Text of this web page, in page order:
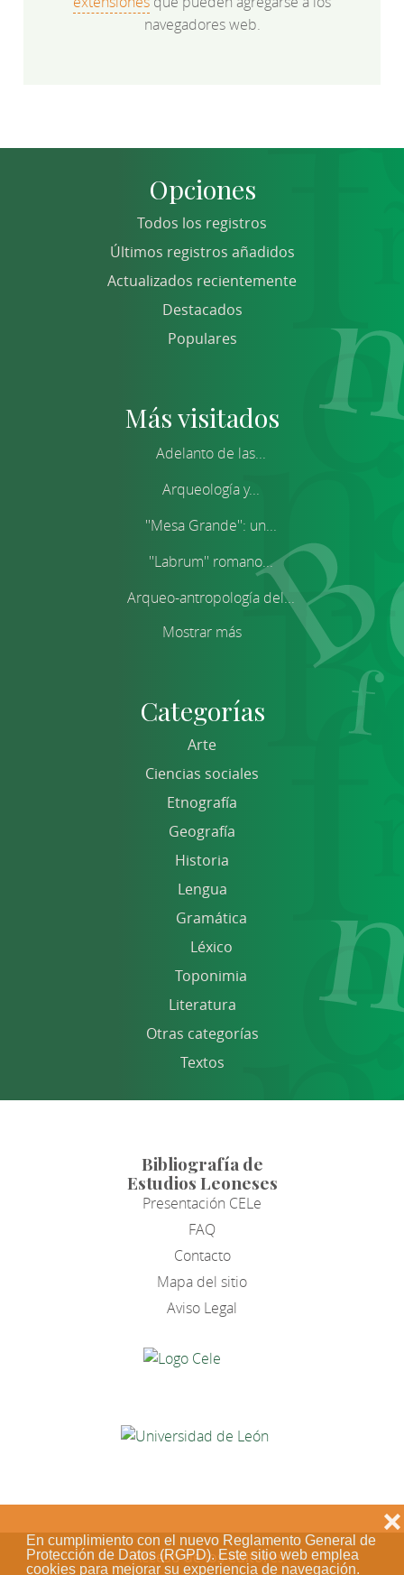
En cumplimiento con el nuevo Reglamento General de
Protección de Datos (RGPD). Este sitio web emplea
cookies para mejorar su experiencia de navegación.
❌
navegadores web.
Opciones
Todos los registros
Últimos registros añadidos
Actualizados recientemente
Destacados
Populares
Más visitados
Adelanto de las...
Arqueología y...
''Mesa Grande'': un...
''Labrum'' romano...
Arqueo-antropología del...
Mostrar más
Categorías
Arte
Ciencias sociales
Etnografía
Geografía
Historia
Lengua
Gramática
Léxico
Toponimia
Literatura
Otras categorías
Textos
Bibliografía de
Estudios Leoneses
Presentación CELe
FAQ
Contacto
Mapa del sitio
Aviso Legal
Acceso de los editores